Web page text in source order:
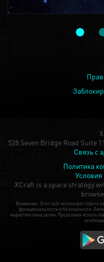
528 Seven Bridge Road Suite
Связь с
Политика
Условия
XCraft is a space strategy
Внимание: Этот сайт использует
функциональности и безопасности.
маркетинговых целях. Продолжая